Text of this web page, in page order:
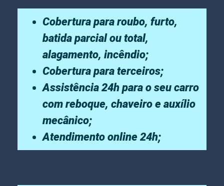
Cobertura para roubo, furto,
batida parcial ou total,
alagamento, incêndio;
Cobertura para terceiros;
Assistência 24h para o seu carro
com reboque, chaveiro e auxílio
mecânico;
Atendimento online 24h;